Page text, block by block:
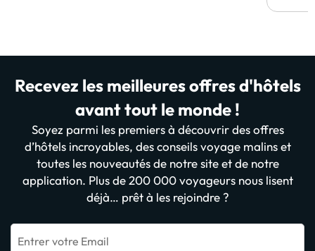
Recevez les meilleures offres d'hôtels
avant tout le monde !
Soyez parmi les premiers à découvrir des offres
d’hôtels incroyables, des conseils voyage malins et
toutes les nouveautés de notre site et de notre
application. Plus de 200 000 voyageurs nous lisent
déjà… prêt à les rejoindre ?
Entrer votre Email